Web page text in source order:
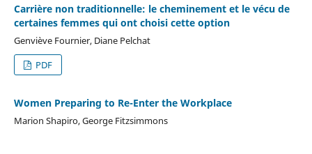
Carrière non traditionnelle: le cheminement et le vécu de
certaines femmes qui ont choisi cette option
Genviève Fournier, Diane Pelchat
PDF
Women Preparing to Re-Enter the Workplace
Marion Shapiro, George Fitzsimmons